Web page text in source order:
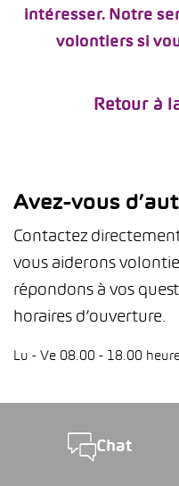
intéresser. Notre
volontiers si
Retour à
Avez-vous
Contactez
vous aiderons
répondons à vos
horaires d’ouverture.
Lu - Ve 08.00 - 18.00
Chat